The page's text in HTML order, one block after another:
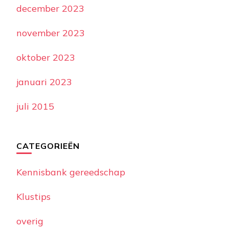
december 2023
november 2023
oktober 2023
januari 2023
juli 2015
CATEGORIEËN
Kennisbank gereedschap
Klustips
overig